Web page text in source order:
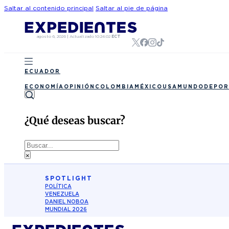
Saltar al contenido principal Saltar al pie de página
agosto 6, 2026 | Actualizado 10:24:02 ECT
ECUADOR
ECONOMÍA OPINIÓN COLOMBIA MÉXICO USA MUNDO
¿Qué deseas buscar?
Buscar
×
SPOTLIGHT
POLÍTICA
VENEZUELA
DANIEL NOBOA
MUNDIAL 2026